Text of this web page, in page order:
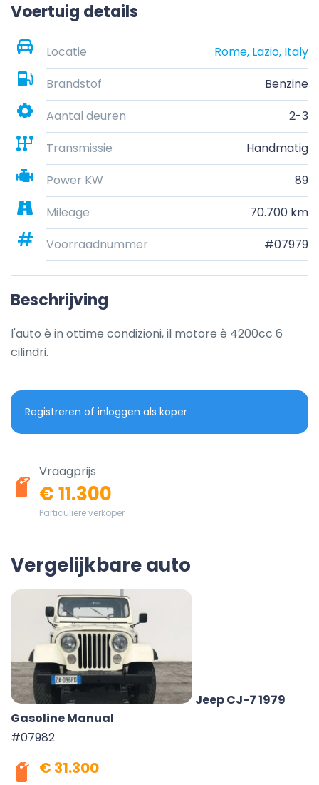
Voertuig details
Locatie
Rome, Lazio, Italy
Brandstof
Benzine
Aantal deuren
2-3
Transmissie
Handmatig
Power KW
89
Mileage
70.700 km
Voorraadnummer
#07979
Beschrijving
l'auto è in ottime condizioni, il motore è 4200cc 6
cilindri.
Registreren of inloggen als koper
Vraagprijs
€ 11.300
Particuliere verkoper
Vergelijkbare auto
Jeep CJ-7 1979
Gasoline Manual
#07982
€ 31.300